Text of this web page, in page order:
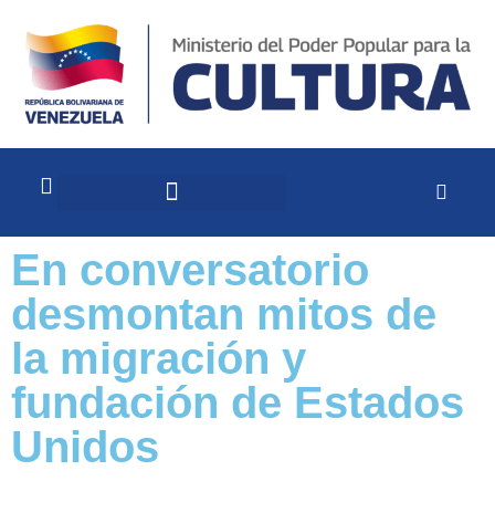
En conversatorio
desmontan mitos de
la migración y
fundación de Estados
Unidos